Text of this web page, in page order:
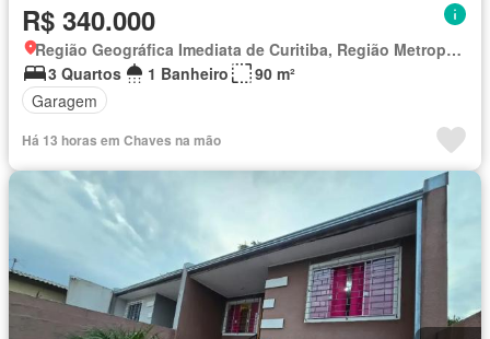
R$ 340.000
Região Geográfica Imediata de Curitiba, Região Metropolitana de Curitiba
3 Quartos
1 Banheiro
90 m²
Garagem
Há 13 horas em Chaves na mão